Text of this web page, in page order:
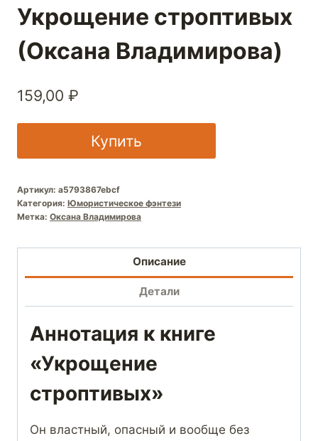
Укрощение строптивых
(Оксана Владимирова)
159,00 ₽
Купить
Артикул: a5793867ebcf
Категория: Юмористическое фэнтези
Метка: Оксана Владимирова
Описание
Детали
Аннотация к книге
«Укрощение
строптивых»
Он властный, опасный и вообще без